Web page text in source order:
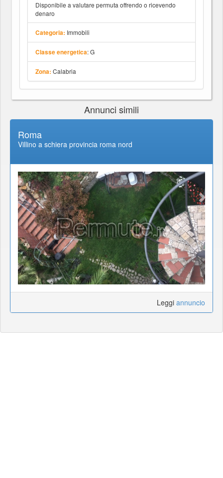
Disponibile a valutare permuta offrendo o ricevendo
denaro
Categoria: Immobili
Classe energetica: G
Zona: Calabria
Annunci simili
Roma
Villino a schiera provincia roma nord
Leggi annuncio